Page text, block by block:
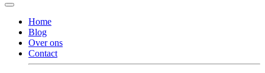
Home
Blog
Over ons
Contact